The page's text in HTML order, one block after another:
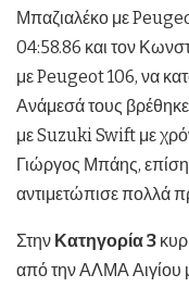
Μπαζιαλέκο με
04:58.86 και τον
με Peugeot 106, να
Ανάμεσά τους
με Suzuki Swift με
Γιώργος Μπάης,
αντιμετώπισε πολλά
Στην Κατηγορία 3
από την ΑΛΜΑ Αιγίου